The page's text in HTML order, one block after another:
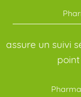
assure un suivi